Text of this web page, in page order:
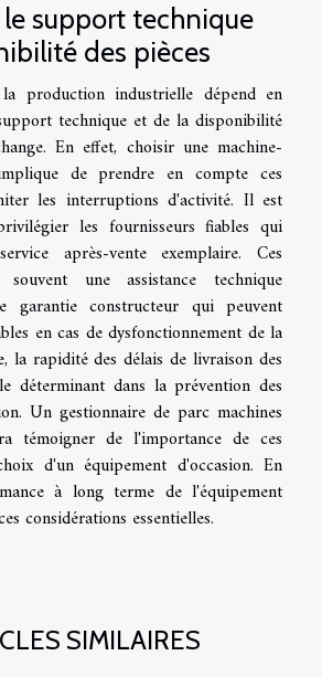
le support technique
des pièces
production industrielle dépend en
technique et de la disponibilité
En effet, choisir une machine-
de prendre en compte ces
les interruptions d'activité. Il est
les fournisseurs fiables qui
après-vente exemplaire. Ces
une assistance technique
garantie constructeur qui peuvent
en cas de dysfonctionnement de la
la rapidité des délais de livraison des
déterminant dans la prévention des
Un gestionnaire de parc machines
témoigner de l'importance de ces
d'un équipement d'occasion. En
à long terme de l'équipement
considérations essentielles.
SIMILAIRES